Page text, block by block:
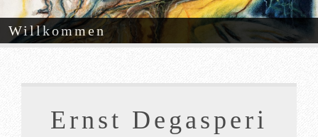
Willkommen
Ernst Degasperi